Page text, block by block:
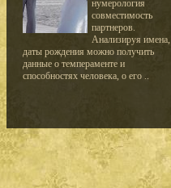
нумерология
совместимость
партнеров.
Анализируя имена,
даты рождения можно получить
данные о темпераменте и
способностях человека, о его ..